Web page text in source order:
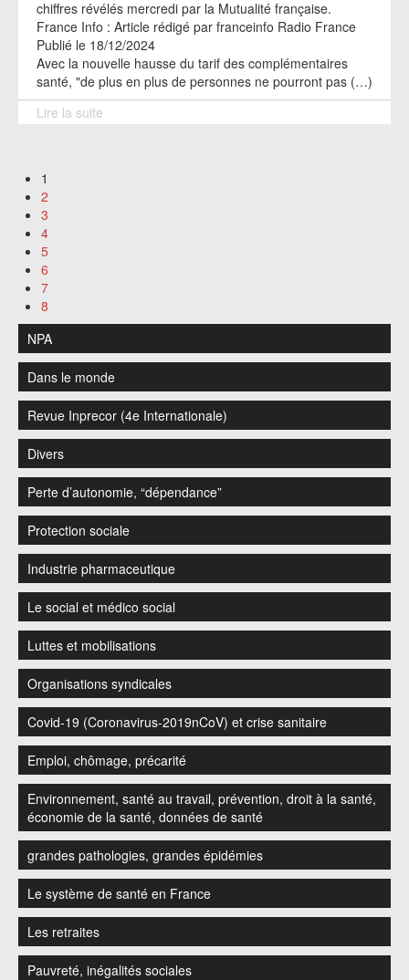
chiffres révélés mercredi par la Mutualité française.
France Info : Article rédigé par franceinfo Radio France
Publié le 18/12/2024
Avec la nouvelle hausse du tarif des complémentaires
santé, "de plus en plus de personnes ne pourront pas (…)
Lire la suite
1
2
3
4
5
6
7
8
NPA
Dans le monde
Revue Inprecor (4e Internationale)
Divers
Perte d’autonomie, “dépendance”
Protection sociale
Industrie pharmaceutique
Le social et médico social
Luttes et mobilisations
Organisations syndicales
Covid-19 (Coronavirus-2019nCoV) et crise sanitaire
Emploi, chômage, précarité
Environnement, santé au travail, prévention, droit à la santé,
économie de la santé, données de santé
grandes pathologies, grandes épidémies
Le système de santé en France
Les retraites
Pauvreté, inégalités sociales